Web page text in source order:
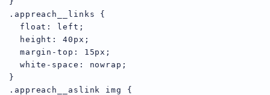
.appreach__links {
  float: left;
  height: 40px;
  margin-top: 15px;
  white-space: nowrap;
}
.appreach__aslink img {